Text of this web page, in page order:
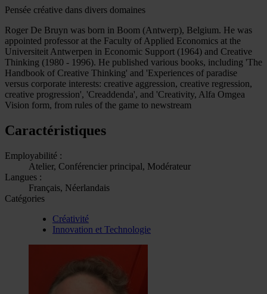
Pensée créative dans divers domaines
Roger De Bruyn was born in Boom (Antwerp), Belgium. He was
appointed professor at the Faculty of Applied Economics at the
Universiteit Antwerpen in Economic Support (1964) and Creative
Thinking (1980 - 1996). He published various books, including 'The
Handbook of Creative Thinking' and 'Experiences of paradise
versus corporate interests: creative aggression, creative regression,
creative progression', 'Creaddenda', and 'Creativity, Alfa Omgea
Vision form, from rules of the game to newstream
Caractéristiques
Employabilité :
Atelier, Conférencier principal, Modérateur
Langues :
Français, Néerlandais
Catégories
Créativité
Innovation et Technologie